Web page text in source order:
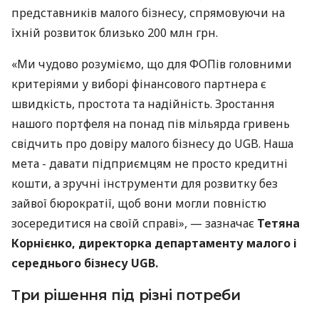
представників малого бізнесу, спрямовуючи на
їхній розвиток близько 200 млн грн.
«Ми чудово розуміємо, що для ФОПів головними
критеріями у виборі фінансового партнера є
швидкість, простота та надійність. Зростання
нашого портфеля на понад пів мільярда гривень
свідчить про довіру малого бізнесу до UGB. Наша
мета - давати підприємцям не просто кредитні
кошти, а зручні інструменти для розвитку без
зайвої бюрократії, щоб вони могли повністю
зосередитися на своїй справі», — зазначає Тетяна
Корнієнко, директорка департаменту малого і
середнього бізнесу UGB.
Три рішення під різні потреби